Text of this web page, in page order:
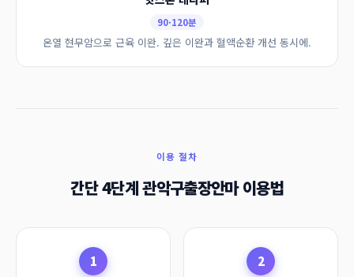
90·120분
온열 현무암으로 근육 이완. 깊은 이완과 혈액순환 개선 동시에.
이용 절차
간단 4단계 관악구출장안마 이용법
1 2